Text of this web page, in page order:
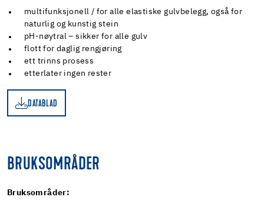
multifunksjonell / for alle elastiske gulvbelegg, også for
naturlig og kunstig stein
pH-nøytral – sikker for alle gulv
flott for daglig rengjøring
ett trinns prosess
etterlater ingen rester
DATABLAD
BRUKSOMRÅDER
Bruksområder: